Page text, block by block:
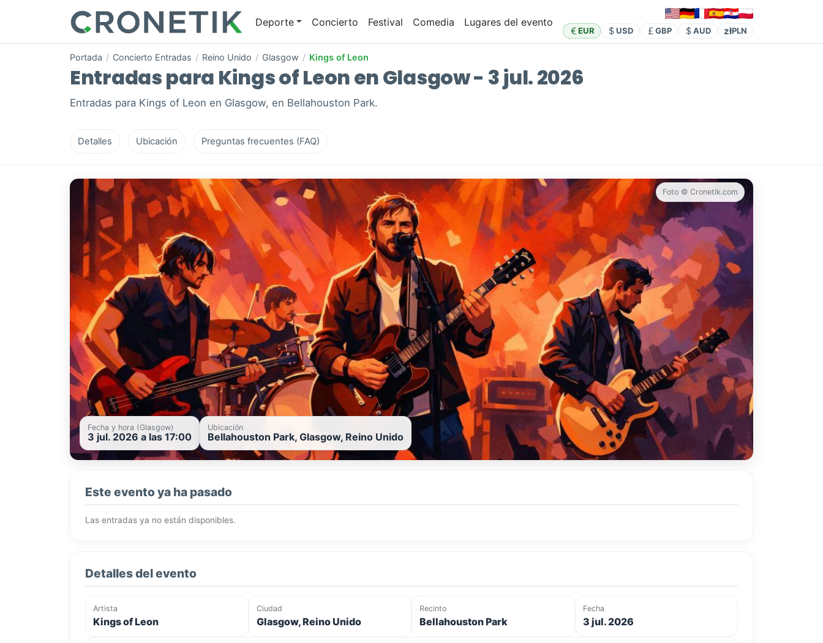
Deporte Concierto Festival Comedia Lugares del evento
EUR USD GBP AUD złPLN
Portada / Concierto Entradas / Reino Unido / Glasgow / Kings of Leon
Entradas para Kings of Leon en Glasgow - 3 jul. 2026
Entradas para Kings of Leon en Glasgow, en Bellahouston Park.
Detalles Ubicación Preguntas frecuentes (FAQ)
Foto © Cronetik.com
Fecha y hora (Glasgow)
3 jul. 2026 a las 17:00
Ubicación
Bellahouston Park, Glasgow, Reino Unido
Este evento ya ha pasado
Las entradas ya no están disponibles.
Detalles del evento
Artista
Kings of Leon
Ciudad
Glasgow, Reino Unido
Recinto
Bellahouston Park
Fecha
3 jul. 2026